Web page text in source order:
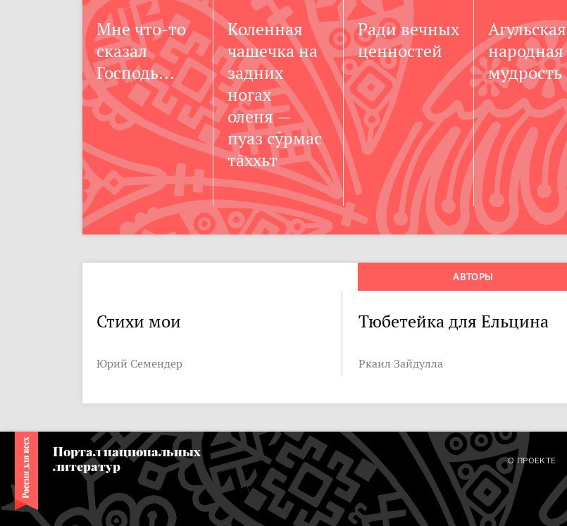
Мне что-то
сказал
Господь...
Коленная
чашечка на
задних
ногах
оленя —
пуаз сӯрмас
тххьт
Ради вечных
ценностей
Агульская
народная
мудрость
АВТОРЫ
Стихи мои
Юрий Семендер
Тюбетейка для Ельцина
Ркаил Зайдулла
Портал национальных
литератур
О ПРОЕКТЕ